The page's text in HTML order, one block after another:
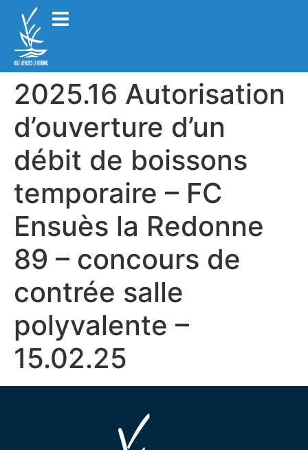
2025.16 Autorisation
d’ouverture d’un
débit de boissons
temporaire – FC
Ensuès la Redonne
89 – concours de
contrée salle
polyvalente –
15.02.25